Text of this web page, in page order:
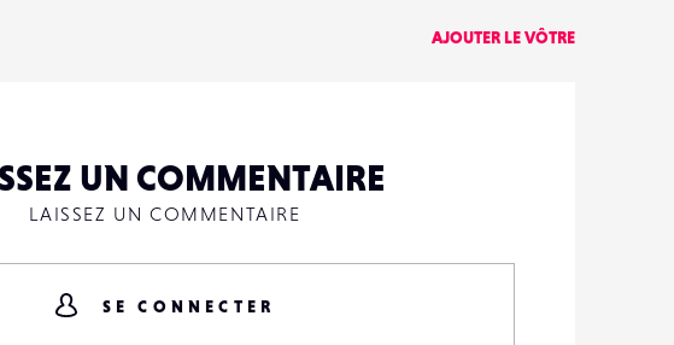
AJOUTER LE VÔTRE
UN COMMENTAIRE
LAISSEZ UN COMMENTAIRE
SE CONNECTER